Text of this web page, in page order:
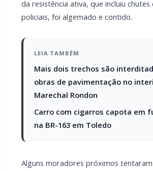
A Polícia Militar de Marechal
um homem por embriaguez ao
resistência e dano ao patrimônio
de ontem , 19 de maio.
Após colidir um veículo Fiat Uno
lixeira em frente a uma residência ele
Acionada via central de operações, a
o condutor quando ele retornava ao